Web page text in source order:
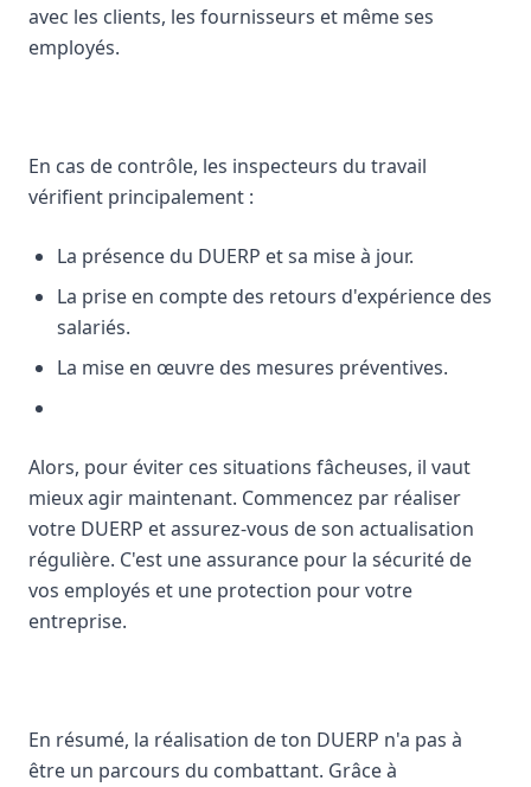
avec les clients, les fournisseurs et même ses
employés.
En cas de contrôle, les inspecteurs du travail
vérifient principalement :
La présence du DUERP et sa mise à jour.
La prise en compte des retours d'expérience des
salariés.
La mise en œuvre des mesures préventives.
Alors, pour éviter ces situations fâcheuses, il vaut
mieux agir maintenant. Commencez par réaliser
votre DUERP et assurez-vous de son actualisation
régulière. C'est une assurance pour la sécurité de
vos employés et une protection pour votre
entreprise.
En résumé, la réalisation de ton DUERP n'a pas à
être un parcours du combattant. Grâce à